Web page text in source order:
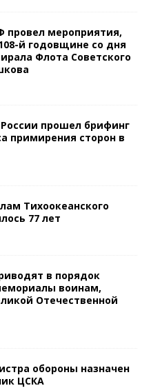
провел мероприятия,
й годовщине со дня
Флота Советского
прошел брифинг
примирения сторон в
Тихоокеанского
77 лет
в порядок
воинам,
Отечественной
обороны назначен
ЦСКА